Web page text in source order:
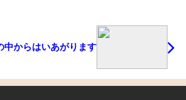
中からはいあがります